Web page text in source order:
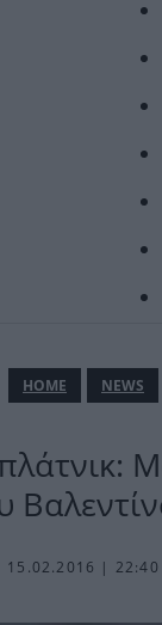
ΗΟΜΕ NEWS
15.02.2016 | 22:40